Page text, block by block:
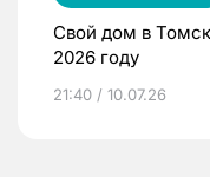
Свой дом в
2026 году
21:40 / 10.07.26